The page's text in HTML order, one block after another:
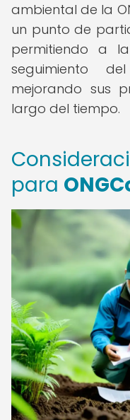
ambiental de la
un punto de
permitiendo a
seguimiento
mejorando sus
largo del tiempo.
para